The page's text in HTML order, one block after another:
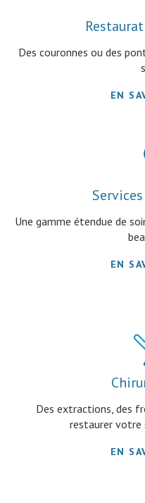
Des couronnes ou des
EN
Une gamme étendue de
EN
Des extractions, des
restaurer votre
EN